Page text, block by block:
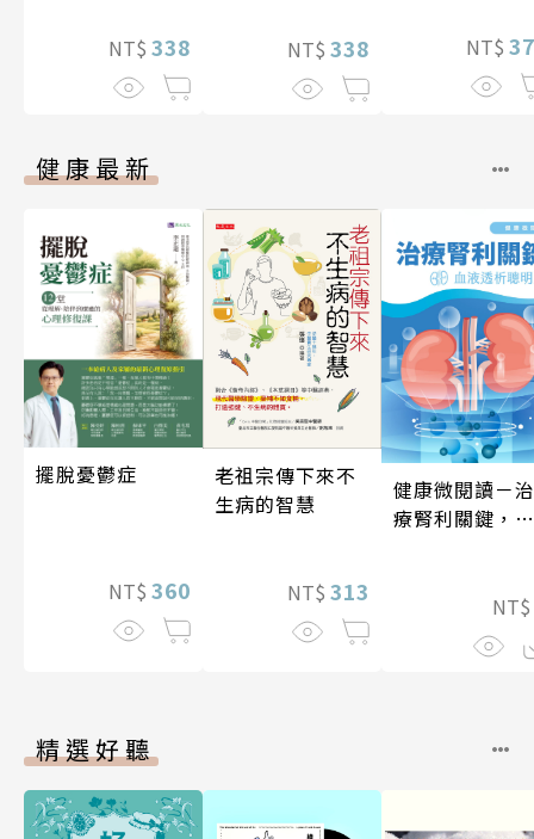
NT$ 338 NT$ 338 NT$
健康最新
擺脫憂鬱症
NT$ 360
老祖宗傳下來不
生病的智慧
NT$ 313
健康微閱讀－治
療腎利關鍵，血
NT$
精選好聽